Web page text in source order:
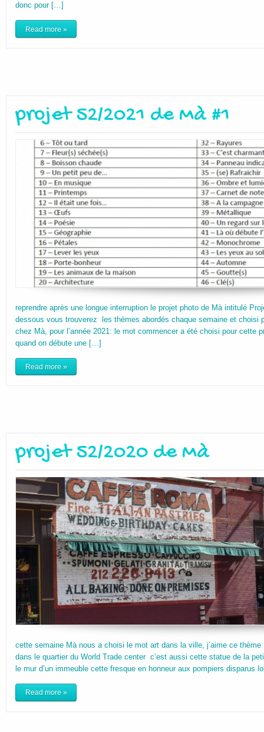
donc pour […]
Read more »
projet 52/2021 de Mà #1
reprendre après une longue interruption le projet photo de Mà intitulé
dessous vous trouverez les thèmes abordés chaque semaine et choisi
chez Mà, pour l’année 2021: le mot commencer a été choisi pour cette
quand on débute une […]
Read more »
projet 52/2020 de Mà
cette semaine Mà nous a choisi le mot art dans la ville, j’aime ce
dans le quartier du World Trade center c’est aussi cette statue de la
le mur d’un immeuble cette fresque en honneur aux pompiers disparus
Read more »